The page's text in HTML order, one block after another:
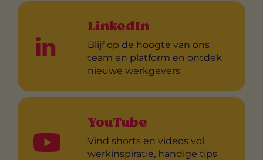
LinkedIn
Blijf op de hoogte van ons
team en platform en ontdek
nieuwe werkgevers
YouTube
Vind shorts en videos vol
werkinspiratie, handige tips